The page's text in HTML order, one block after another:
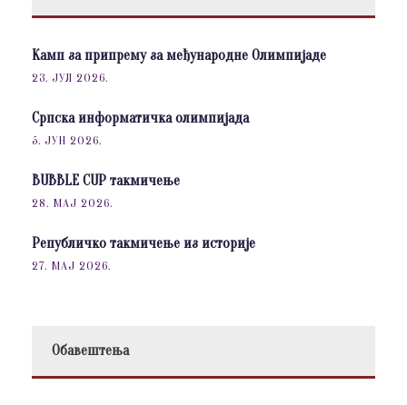
Камп за припрему за међународне Олимпијаде
23. ЈУЛ 2026.
Српска информатичка олимпијада
5. ЈУН 2026.
BUBBLE CUP такмичење
28. МАЈ 2026.
Републичко такмичење из историје
27. МАЈ 2026.
Обавештења